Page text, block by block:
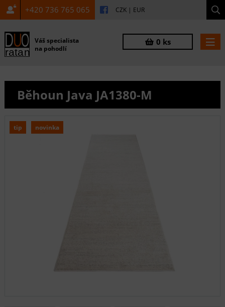
+420 736 765 065 CZK | EUR
Váš specialista
na pohodlí
0 ks
Běhoun Java JA1380-M
tip novinka